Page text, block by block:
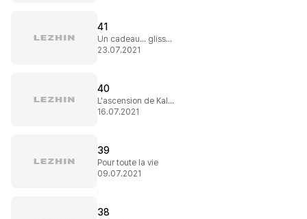
41
Un cadeau... glissant
23.07.2021
40
L'ascension de Kaleid
16.07.2021
39
Pour toute la vie
09.07.2021
38